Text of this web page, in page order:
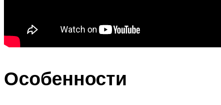
Особенности